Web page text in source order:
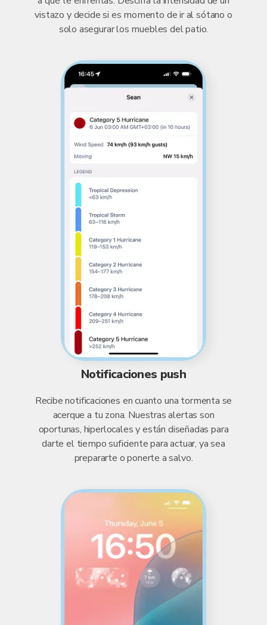
vistazo y decide si es momento de ir al sótano o
solo asegurar los muebles del patio.
Notificaciones push
Recibe notificaciones en cuanto una tormenta se
acerque a tu zona. Nuestras alertas son
oportunas, hiperlocales y están diseñadas para
darte el tiempo suficiente para actuar, ya sea
prepararte o ponerte a salvo.